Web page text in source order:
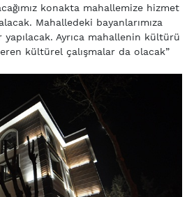
konakta mahallemize hizmet
Mahalledeki bayanlarımıza
yapılacak. Ayrıca mahallenin kültürü
kültürel çalışmalar da olacak”